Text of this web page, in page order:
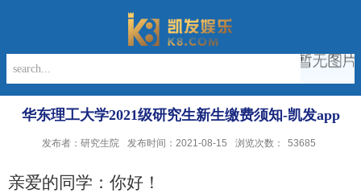
华东理工大学2021级研究生新生缴费须知-凯发app
发布者：研究生院 发布时间：2021-08-15 浏览次数： 53685
亲爱的同学：你好！